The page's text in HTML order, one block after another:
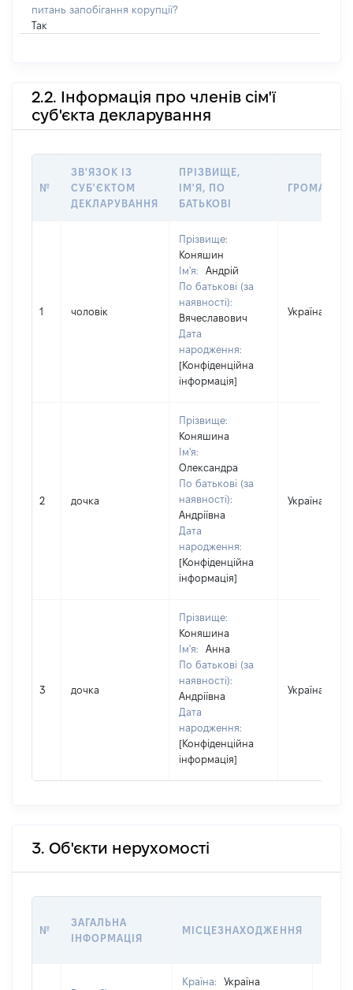
питань запобігання корупції?
Так
2.2. Інформація про членів сім'ї
суб'єкта декларування
№
ЗВ'ЯЗОК ІЗ
СУБ'ЄКТОМ
ДЕКЛАРУВАННЯ
ПРІЗВИЩЕ,
ІМ'Я, ПО
БАТЬКОВІ
1 чоловік
Прізвище:
Коняшин
Ім'я:
Андрій
По батькові (за
наявності):
Вячеславович
Дата
народження:
[Конфіденційна
інформація]
Україна
2 дочка
Прізвище:
Коняшина
Ім'я:
Олександра
По батькові (за
наявності):
Андріївна
Дата
народження:
[Конфіденційна
інформація]
Україна
3 дочка
Прізвище:
Коняшина
Ім'я:
Анна
По батькові (за
наявності):
Андріївна
Дата
народження:
[Конфіденційна
інформація]
Україна
3. Об'єкти нерухомості
№
ЗАГАЛЬНА
ІНФОРМАЦІЯ
МІСЦЕЗНАХОДЖЕННЯ
Країна: Україна